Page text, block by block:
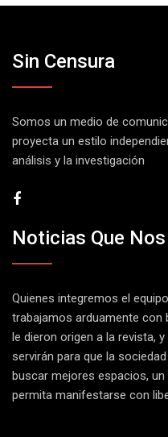
Sin Censura
Somos un medio de
proyecta un estilo
análisis y la investigación
Noticias Que
Quienes integremos el
trabajamos arduamente con
le dieron origen a la revista,
servirán para que la
buscar mejores espacios,
permita manifestarse con